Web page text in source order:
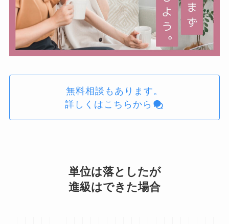
無料相談もあります。
詳しくはこちらから
単位は落としたが
進級はできた場合